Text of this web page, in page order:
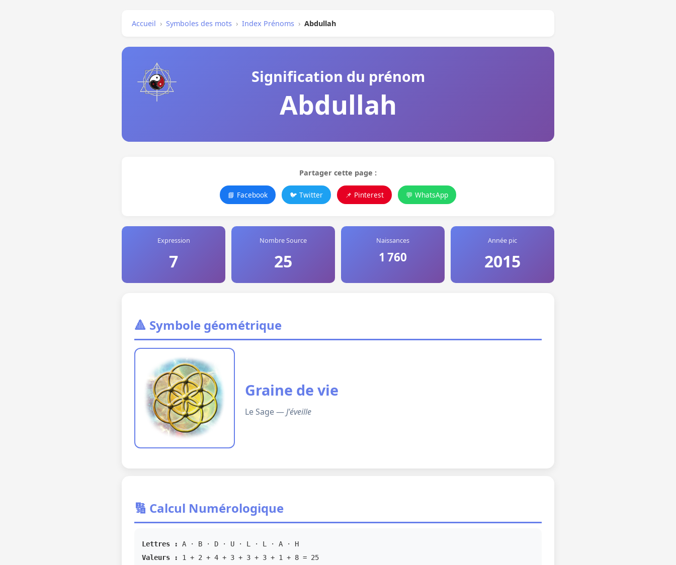
Accueil › Symboles des mots › Index Prénoms › Abdullah
Signification du prénom
Abdullah
Partager cette page :
📘 Facebook 🐦 Twitter 📌 Pinterest 💬 WhatsApp
Expression
7
Nombre Source
25
Naissances
1 760
Année pic
2015
🔺 Symbole géométrique
Graine de vie
Le Sage —J'éveille
🔢 Calcul Numérologique
Lettres :
A · B · D · U · L · L · A · H
Valeurs :
1 + 2 + 4 + 3 + 3 + 3 + 1 + 8 = 25